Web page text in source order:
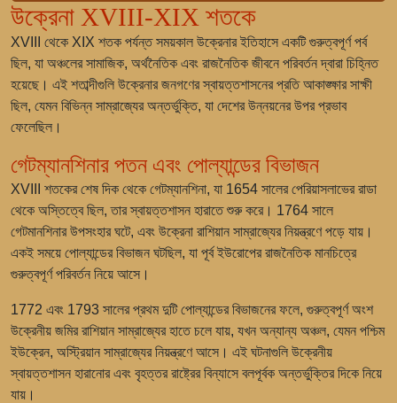
উক্রেনা XVIII-XIX শতকে
XVIII থেকে XIX শতক পর্যন্ত সময়কাল উক্রেনার ইতিহাসে একটি গুরুত্বপূর্ণ পর্ব
ছিল, যা অঞ্চলের সামাজিক, অর্থনৈতিক এবং রাজনৈতিক জীবনে পরিবর্তন দ্বারা চিহ্নিত
হয়েছে। এই শতাব্দীগুলি উক্রেনার জনগণের স্বায়ত্তশাসনের প্রতি আকাঙ্ক্ষার সাক্ষী
ছিল, যেমন বিভিন্ন সাম্রাজ্যের অন্তর্ভুক্তি, যা দেশের উন্নয়নের উপর প্রভাব
ফেলেছিল।
গেটম্যানশিনার পতন এবং পোল্যান্ডের বিভাজন
XVIII শতকের শেষ দিক থেকে গেটম্যানশিনা, যা 1654 সালের পেরিয়াসলাভের রাডা
থেকে অস্তিত্বে ছিল, তার স্বায়ত্তশাসন হারাতে শুরু করে। 1764 সালে
গেটমানশিনার উপসংহার ঘটে, এবং উক্রেনা রাশিয়ান সাম্রাজ্যের নিয়ন্ত্রণে পড়ে যায়।
একই সময়ে পোল্যান্ডের বিভাজন ঘটছিল, যা পূর্ব ইউরোপের রাজনৈতিক মানচিত্রে
গুরুত্বপূর্ণ পরিবর্তন নিয়ে আসে।
1772 এবং 1793 সালের প্রথম দুটি পোল্যান্ডের বিভাজনের ফলে, গুরুত্বপূর্ণ অংশ
উক্রেনীয় জমির রাশিয়ান সাম্রাজ্যের হাতে চলে যায়, যখন অন্যান্য অঞ্চল, যেমন পশ্চিম
ইউক্রেন, অস্ট্রিয়ান সাম্রাজ্যের নিয়ন্ত্রণে আসে। এই ঘটনাগুলি উক্রেনীয়
স্বায়ত্তশাসন হারানোর এবং বৃহত্তর রাষ্ট্রের বিন্যাসে বলপূর্বক অন্তর্ভুক্তির দিকে নিয়ে
যায়।